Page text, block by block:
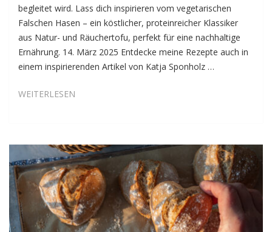
begleitet wird. Lass dich inspirieren vom vegetarischen
Falschen Hasen – ein köstlicher, proteinreicher Klassiker
aus Natur- und Räuchertofu, perfekt für eine nachhaltige
Ernährung. 14. März 2025 Entdecke meine Rezepte auch in
einem inspirierenden Artikel von Katja Sponholz …
WEITERLESEN
–
DER
KLASSIKER
AUF
VEGETARISCH